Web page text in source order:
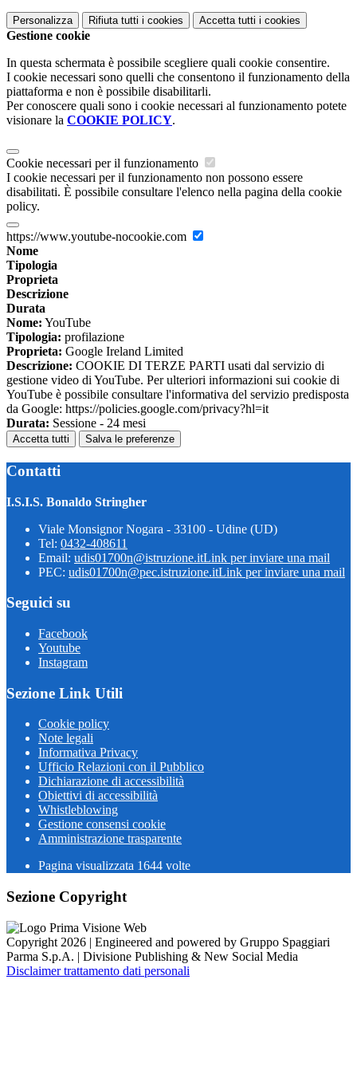
Personalizza Rifiuta tutti i cookies Accetta tutti i cookies
Gestione cookie
In questa schermata è possibile scegliere quali cookie consentire.
I cookie necessari sono quelli che consentono il funzionamento della
piattaforma e non è possibile disabilitarli.
Per conoscere quali sono i cookie necessari al funzionamento potete
visionare la COOKIE POLICY.
Cookie necessari per il funzionamento
I cookie necessari per il funzionamento non possono essere
disabilitati. È possibile consultare l'elenco nella pagina della cookie
policy.
https://www.youtube-nocookie.com
Nome
Tipologia
Proprieta
Descrizione
Durata
Nome: YouTube
Tipologia: profilazione
Proprieta: Google Ireland Limited
Descrizione: COOKIE DI TERZE PARTI usati dal servizio di
gestione video di YouTube. Per ulteriori informazioni sui cookie di
YouTube è possibile consultare l'informativa del servizio predisposta
da Google: https://policies.google.com/privacy?hl=it
Durata: Sessione - 24 mesi
Accetta tutti Salva le preferenze
Contatti
I.S.I.S. Bonaldo Stringher
Viale Monsignor Nogara - 33100 - Udine (UD)
Tel: 0432-408611
Email: udis01700n@istruzione.itLink per inviare una mail
PEC: udis01700n@pec.istruzione.itLink per inviare una mail
Seguici su
Facebook
Youtube
Instagram
Sezione Link Utili
Cookie policy
Note legali
Informativa Privacy
Ufficio Relazioni con il Pubblico
Dichiarazione di accessibilità
Obiettivi di accessibilità
Whistleblowing
Gestione consensi cookie
Amministrazione trasparente
Pagina visualizzata 1644 volte
Sezione Copyright
Copyright 2026 | Engineered and powered by Gruppo Spaggiari
Parma S.p.A. | Divisione Publishing & New Social Media
Disclaimer trattamento dati personali